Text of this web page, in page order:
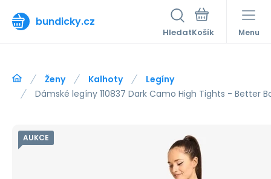
bundicky.cz
Hledat Menu
Ženy Kalhoty
Legíny
Dámské legíny 110837 Dark Camo High Tights - Better
AUKCE